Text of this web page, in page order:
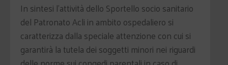
In sintesi l'attività dello Sportello socio sanitario
del Patronato Acli in ambito ospedaliero si
caratterizza dalla speciale attenzione con cui si
garantirà la tutela dei soggetti minori nei riguardi